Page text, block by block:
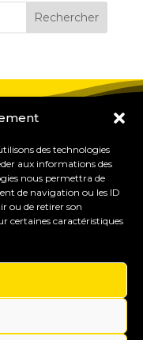
des technologies
aux informations des
nous permettra de
de navigation ou les ID
ou de retirer son
certaines caractéristiques
Pro – Formations